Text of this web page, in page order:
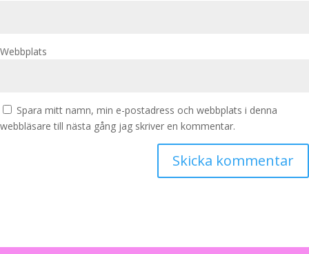
Webbplats
Spara mitt namn, min e-postadress och webbplats i denna
webbläsare till nästa gång jag skriver en kommentar.